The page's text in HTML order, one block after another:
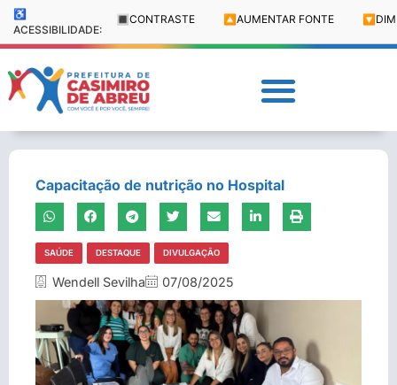
♿
ACESSIBILIDADE:
🔳 CONTRASTE 🔼 AUMENTAR FONTE 🔽
Capacitação de nutrição no Hospital
SAÚDE DESTAQUE DIVULGAÇÃO
Wendell Sevilha 07/08/2025